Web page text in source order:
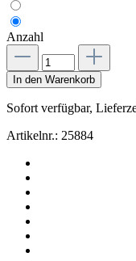
Anzahl
In den Warenkorb
Sofort verfügbar,
Artikelnr.: 25884